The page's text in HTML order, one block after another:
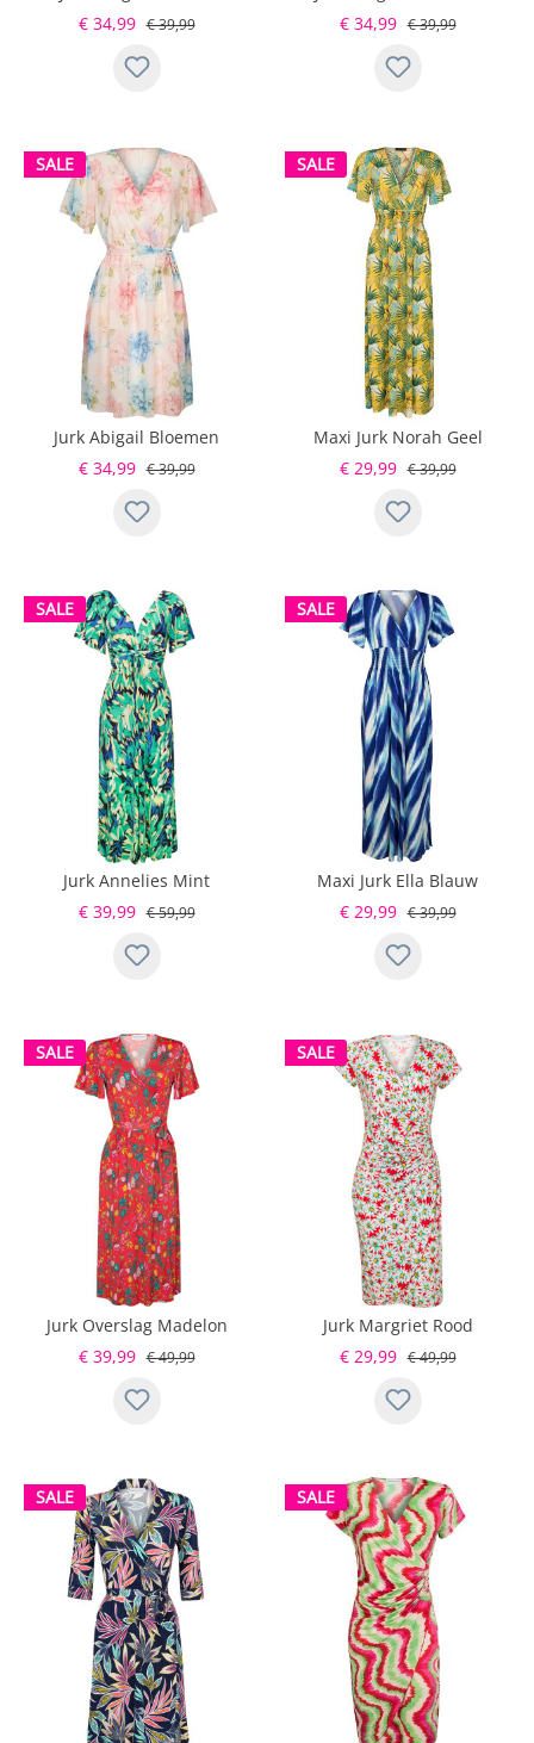
€ 34,99 € 39,99
Blauw
€ 34,99 € 39,99
SALE
Jurk Abigail Bloemen
Pastel
€ 34,99 € 39,99
SALE
Maxi Jurk Norah Geel
€ 29,99 € 39,99
SALE
Jurk Annelies Mint
€ 39,99 € 59,99
SALE
Maxi Jurk Ella Blauw
€ 29,99 € 39,99
SALE
Jurk Overslag Madelon
€ 39,99 € 49,99
SALE
Jurk Margriet Rood
€ 29,99 € 49,99
SALE SALE